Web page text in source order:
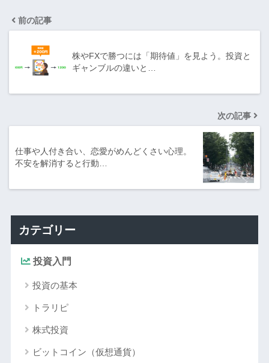
前の記事
株やFXで勝つには「期待値」を見よう。投資と
ギャンブルの違いと…
次の記事
仕事や人付き合い、恋愛がめんどくさい心理。
不安を解消すると行動…
カテゴリー
投資入門
投資の基本
トラリピ
株式投資
ビットコイン（仮想通貨）